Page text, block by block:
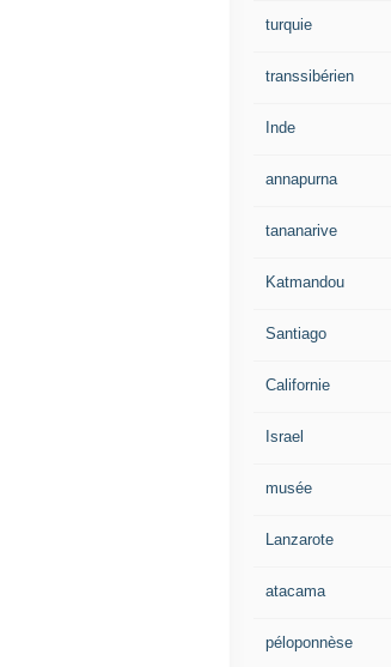
turquie
transsibérien
Inde
annapurna
tananarive
Katmandou
Santiago
Californie
Israel
musée
Lanzarote
atacama
péloponnèse